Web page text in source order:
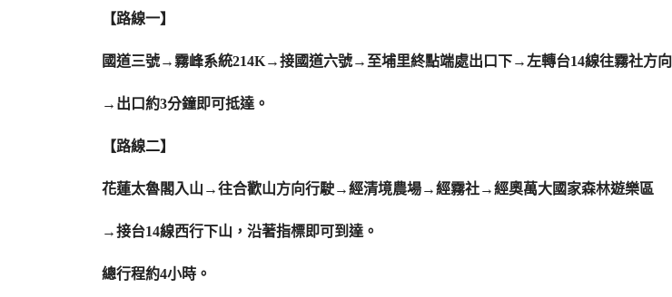
【路線一】
國道三號→霧峰系統214K→接國道六號→至埔里終點端處出口下→左轉台14線往霧社方向
→出口約3分鐘即可抵達。
【路線二】
花蓮太魯閣入山→往合歡山方向行駛→經清境農場→經霧社→經奧萬大國家森林遊樂區
→接台14線西行下山，沿著指標即可到達。
總行程約4小時。